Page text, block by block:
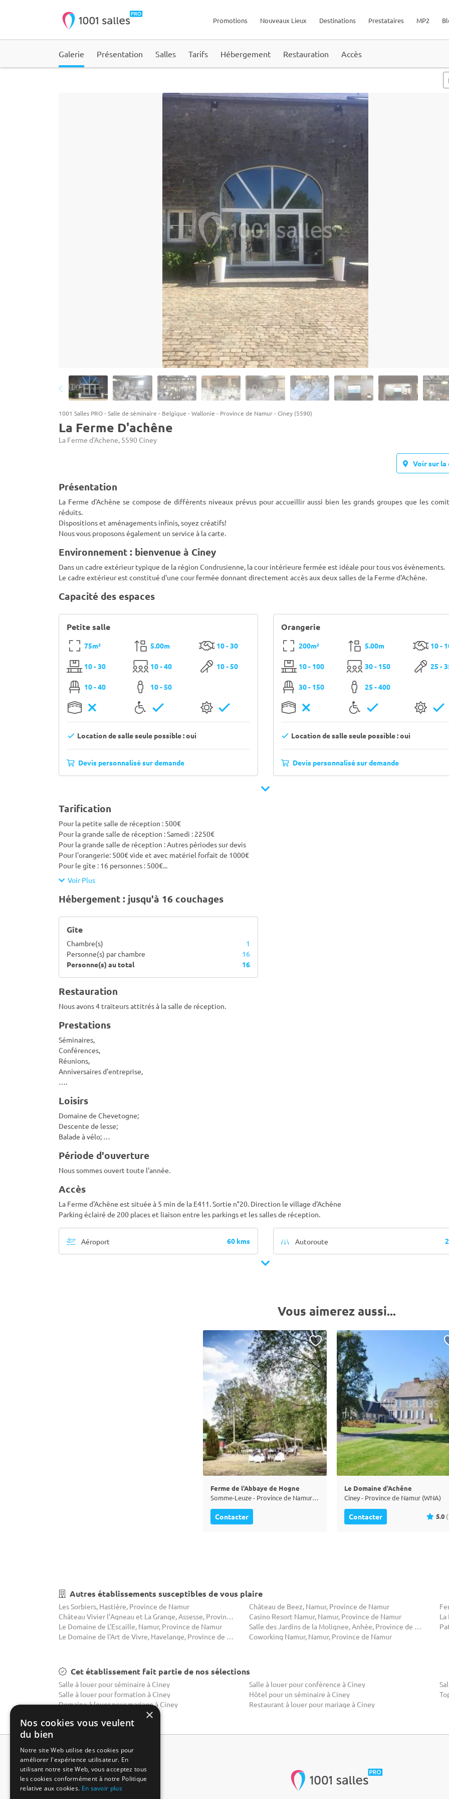
MP2
Prestataires
Destinations
Nouveaux Lieux
Promotions
Galerie Présentation Salles Tarifs Hébergement Restauration Accès
1001 Salles PRO-Salle de séminaire - Belgique -Wallonie - Province de Namur-Ciney (5590)
La Ferme D'achêne
La Ferme d'Achene, 5590 Ciney
Voir sur la
Présentation
La Ferme d'Achêne se compose de différents niveaux prévus pour accueillir aussi bien les grands groupes que les
réduits.
Dispositions et aménagements infinis, soyez créatifs!
Nous vous proposons également un service à la carte.
Environnement : bienvenue à Ciney
Dans un cadre extérieur typique de la région Condrusienne, la cour intérieure fermée est idéale pour tous vos évènements.
Le cadre extérieur est constitué d'une cour fermée donnant directement accès aux deux salles de la Ferme d'Achêne.
Capacité des espaces
Petite salle
75m² 5.00m 10 - 30
10 - 30 10 - 40 10 - 50
10 - 40 10 - 50
Location de salle seule possible : oui
Devis personnalisé sur demande
Orangerie
200m² 5.00m 10 -
10 - 100 30 - 150 25 -
30 - 150 25 - 400
Location de salle seule possible : oui
Devis personnalisé sur demande
Tarification
Pour la petite salle de réception : 500€
Pour la grande salle de réception : Samedi : 2250€
Pour la grande salle de réception : Autres périodes sur devis
Pour l'orangerie: 500€ vide et avec matériel forfait de 1000€
Pour le gîte : 16 personnes : 500€...
Voir Plus
Hébergement : jusqu'à 16 couchages
Gîte
Chambre(s)
1
Personne(s) par chambre
16
Personne(s) au total
16
Restauration
Nous avons 4 traiteurs attitrés à la salle de réception.
Prestations
Séminaires,
Conférences,
Réunions,
Anniversaires d'entreprise,
….
Loisirs
Domaine de Chevetogne;
Descente de lesse;
Balade à vélo; …
Période d'ouverture
Nous sommes ouvert toute l'année.
Accès
La Ferme d'Achêne est située à 5 min de la E411. Sortie n°20. Direction le village d'Achêne
Parking éclairé de 200 places et liaison entre les parkings et les salles de réception.
Aéroport 60 kms Autoroute
Vous aimerez aussi...
Ferme de l'Abbaye de Hogne
Somme-Leuze - Province de Namur (WNA)
Contacter
Le Domaine d'Achêne
Ciney - Province de Namur (WNA)
Contacter 5.0
Autres établissements susceptibles de vous plaire
Les Sorbiers, Hastière, Province de Namur
Château de Beez, Namur, Province de Namur
Château Vivier l’Agneau et La Grange, Assesse, Province de Namur
Casino Resort Namur, Namur, Province de Namur
Le Domaine de L’Escaille, Namur, Province de Namur
Salle des Jardins de la Molignee, Anhée, Province de Namur
Le Domaine de l'Art de Vivre, Havelange, Province de Namur
Coworking Namur, Namur, Province de Namur
Cet établissement fait partie de nos sélections
Salle à louer pour séminaire à Ciney Salle à louer pour conférence à Ciney
Salle à louer pour formation à Ciney
Hôtel pour un séminaire à Ciney
Domaine à louer pour mariage à Ciney
Restaurant à louer pour mariage à Ciney
×
Nos cookies vous veulent
du bien
Notre site Web utilise des cookies pour
améliorer l'expérience utilisateur. En
utilisant notre site Web, vous acceptez tous
les cookies conformément à notre Politique
relative aux cookies. En savoir plus